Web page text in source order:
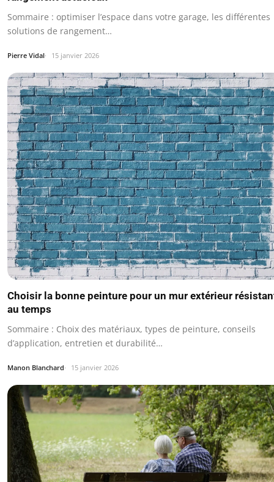
Sommaire : optimiser l’espace dans votre garage, les différentes
solutions de rangement…
Pierre Vidal 15 janvier 2026
Choisir la bonne peinture pour un mur extérieur
au temps
Sommaire : Choix des matériaux, types de peinture, conseils
d’application, entretien et durabilité…
Manon Blanchard 15 janvier 2026